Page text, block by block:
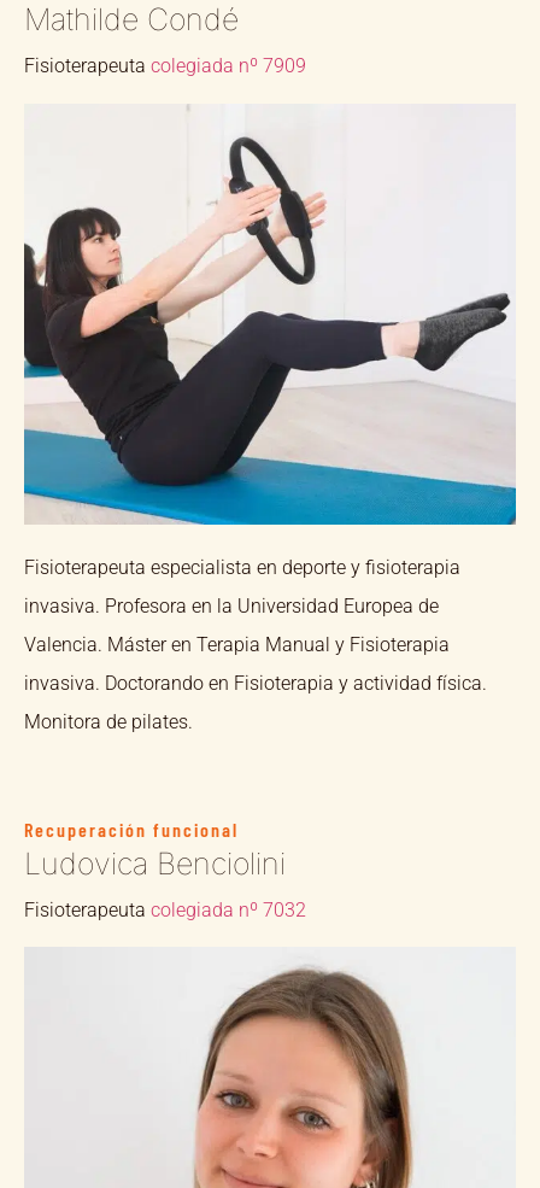
Mathilde Condé
Fisioterapeuta colegiada nº 7909
Fisioterapeuta especialista en deporte y fisioterapia
invasiva. Profesora en la Universidad Europea de
Valencia. Máster en Terapia Manual y Fisioterapia
invasiva. Doctorando en Fisioterapia y actividad física.
Monitora de pilates.
Recuperación funcional
Ludovica Benciolini
Fisioterapeuta colegiada nº 7032